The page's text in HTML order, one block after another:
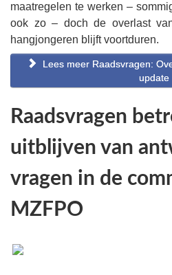
maatregelen te werken –
ook zo – doch de overlast
hangjongeren blijft voortduren.
Lees meer Raadsvragen:
update
Raadsvragen
uitblijven van
vragen in de
MZFPO